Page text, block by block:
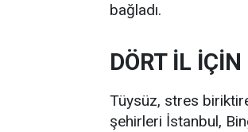
bağladı.
DÖRT İL
Tüysüz, stres
şehirleri İstanbul,